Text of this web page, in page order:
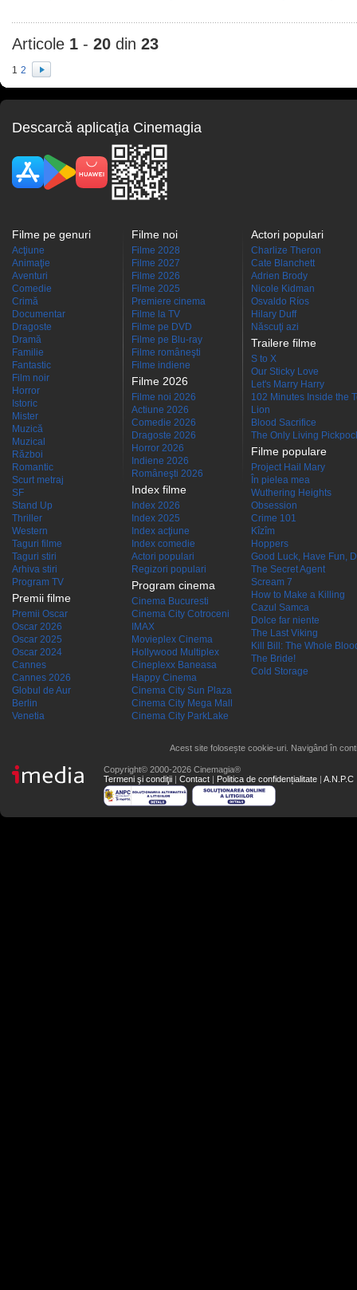
Articole 1 - 20 din 23
1 2
Descarcă aplicaţia Cinemagia
Filme pe genuri
Acţiune
Animaţie
Aventuri
Comedie
Crimă
Documentar
Dragoste
Dramă
Familie
Fantastic
Film noir
Horror
Istoric
Mister
Muzică
Muzical
Război
Romantic
Scurt metraj
SF
Stand Up
Thriller
Western
Taguri filme
Taguri stiri
Arhiva stiri
Program TV
Premii filme
Premii Oscar
Oscar 2026
Oscar 2025
Oscar 2024
Cannes
Cannes 2026
Globul de Aur
Berlin
Venetia
Filme noi
Filme 2028
Filme 2027
Filme 2026
Filme 2025
Premiere cinema
Filme la TV
Filme pe DVD
Filme pe Blu-ray
Filme româneşti
Filme indiene
Filme 2026
Filme noi 2026
Actiune 2026
Comedie 2026
Dragoste 2026
Horror 2026
Indiene 2026
Româneşti 2026
Index filme
Index 2026
Index 2025
Index acţiune
Index comedie
Actori populari
Regizori populari
Program cinema
Cinema Bucuresti
Cinema City Cotroceni
IMAX
Movieplex Cinema
Hollywood Multiplex
Cineplexx Baneasa
Happy Cinema
Cinema City Sun Plaza
Cinema City Mega Mall
Cinema City ParkLake
Actori populari
Charlize Theron
Cate Blanchett
Adrien Brody
Nicole Kidman
Osvaldo Ríos
Hilary Duff
Născuţi azi
Trailere filme
S to X
Our Sticky Love
Let's Marry Harry
102 Minutes Inside the
Lion
Blood Sacrifice
The Only Living
Filme populare
Project Hail Mary
În pielea mea
Wuthering Heights
Obsession
Crime 101
Kîzîm
Hoppers
Good Luck, Have Fun,
The Secret Agent
Scream 7
How to Make a Killing
Cazul Samca
Dolce far niente
The Last Viking
Kill Bill: The Whole
The Bride!
Cold Storage
Acest site folosește cookie-uri. Navigând în
Copyright© 2000-2026 Cinemagia®
Termeni şi condiţii | Contact | Politica de confidențialitate | A.N.P.C